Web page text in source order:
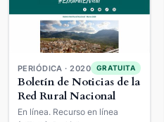
PERIÓDICA · 2020 GRATUITA
Boletín de Noticias de la
Red Rural Nacional
En línea. Recurso en línea